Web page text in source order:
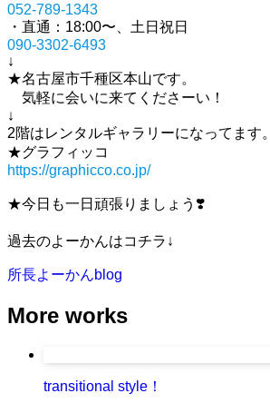
052-789-1343
・直通：18:00〜、土日祝日
090-3302-6493
↓
★名古屋市千種区本山です。
気軽に会いに来てくださーい！
↓
2階はレンタルギャラリーになってます。
★グラフィッコ
https://graphicco.co.jp/
★今日も一日頑張りましょう❣️
過去のよーかんはコチラ↓
所長よーかんblog
More works
transitional style！